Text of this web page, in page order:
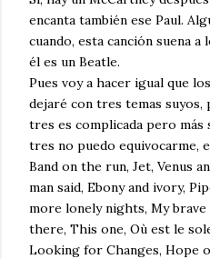
encanta también ese Paul.
cuando, esta canción suena a
él es un Beatle.
Pues voy a hacer igual que
dejaré con tres temas suyos,
tres es complicada pero
tres no puedo equivocarme,
Band on the run, Jet, Venus
man said, Ebony and ivory,
more lonely nights, My
there, This one, Où est le
Looking for Changes, Hope